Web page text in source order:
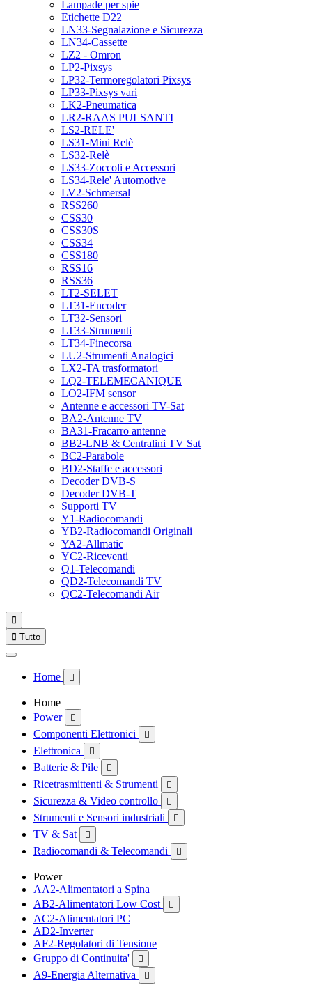
Lampade per spie
Etichette D22
LN33-Segnalazione e Sicurezza
LN34-Cassette
LZ2 - Omron
LP2-Pixsys
LP32-Termoregolatori Pixsys
LP33-Pixsys vari
LK2-Pneumatica
LR2-RAAS PULSANTI
LS2-RELE'
LS31-Mini Relè
LS32-Relè
LS33-Zoccoli e Accessori
LS34-Rele' Automotive
LV2-Schmersal
RSS260
CSS30
CSS30S
CSS34
CSS180
RSS16
RSS36
LT2-SELET
LT31-Encoder
LT32-Sensori
LT33-Strumenti
LT34-Finecorsa
LU2-Strumenti Analogici
LX2-TA trasformatori
LQ2-TELEMECANIQUE
LO2-IFM sensor
Antenne e accessori TV-Sat
BA2-Antenne TV
BA31-Fracarro antenne
BB2-LNB & Centralini TV Sat
BC2-Parabole
BD2-Staffe e accessori
Decoder DVB-S
Decoder DVB-T
Supporti TV
Y1-Radiocomandi
YB2-Radiocomandi Originali
YA2-Allmatic
YC2-Riceventi
Q1-Telecomandi
QD2-Telecomandi TV
QC2-Telecomandi Air

 Tutto
Home 
Home
Power

Componenti Elettronici 
Elettronica 
Batterie & Pile 
Ricetrasmittenti & Strumenti 
Sicurezza & Video controllo 
Strumenti e Sensori industriali 
TV & Sat 
Radiocomandi & Telecomandi 
Power
AA2-Alimentatori a Spina
AB2-Alimentatori Low Cost

AC2-Alimentatori PC
AD2-Inverter
AF2-Regolatori di Tensione
Gruppo di Continuita'

A9-Energia Alternativa 